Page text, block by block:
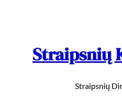
Straipsnių
Straipsnių